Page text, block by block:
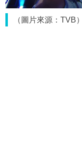
（圖片來源：TVB）